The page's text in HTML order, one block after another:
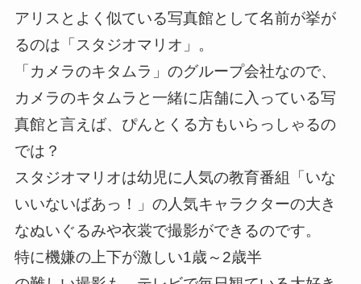
アリスとよく似ている写真館として名前が挙が
るのは「スタジオマリオ」。
「カメラのキタムラ」のグループ会社なので、
カメラのキタムラと一緒に店舗に入っている写
真館と言えば、ぴんとくる方もいらっしゃるの
では？
スタジオマリオは幼児に人気の教育番組「いな
いいないばあっ！」の人気キャラクターの大き
なぬいぐるみや衣裳で撮影ができるのです。
特に機嫌の上下が激しい1歳～2歳半